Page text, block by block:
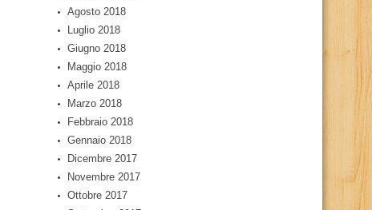
Agosto 2018
Luglio 2018
Giugno 2018
Maggio 2018
Aprile 2018
Marzo 2018
Febbraio 2018
Gennaio 2018
Dicembre 2017
Novembre 2017
Ottobre 2017